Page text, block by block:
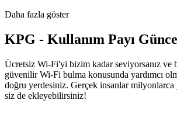
Daha fazla göster
KPG - Kullanım Payı
Ücretsiz Wi-Fi'yi bizim kadar seviyorsanız ve
güvenilir Wi-Fi bulma konusunda yardımcı
doğru yerdesiniz. Gerçek insanlar
siz de ekleyebilirsiniz!